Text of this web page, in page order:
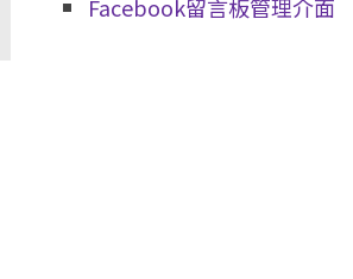
Facebook留言板管理介面